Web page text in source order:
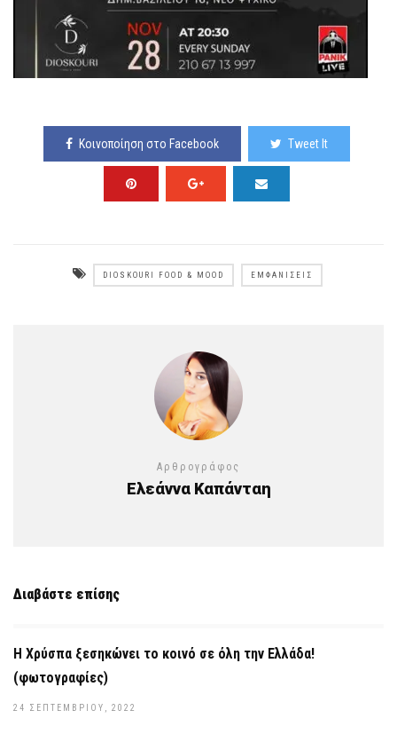
Κοινοποίηση στο Facebook Tweet It
DIOSKOURI FOOD & MOOD ΕΜΦΑΝΊΣΕΙΣ
Αρθρογράφος
Ελεάννα Καπάνταη
Διαβάστε επίσης
Η Χρύσπα ξεσηκώνει το κοινό σε όλη την Ελλάδα!
(φωτογραφίες)
24 ΣΕΠΤΕΜΒΡΊΟΥ, 2022